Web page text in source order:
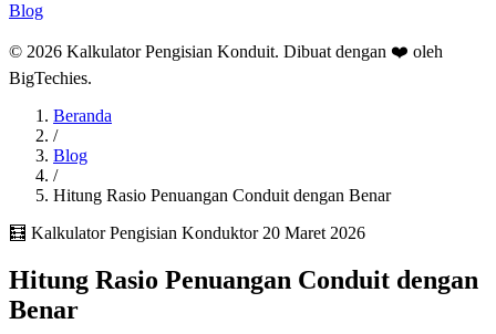
Blog
© 2026 Kalkulator Pengisian Konduit. Dibuat dengan ❤️ oleh
BigTechies.
Beranda
/
Blog
/
Hitung Rasio Penuangan Conduit dengan Benar
🧮 Kalkulator Pengisian Konduktor 20 Maret 2026
Hitung Rasio Penuangan Conduit dengan
Benar